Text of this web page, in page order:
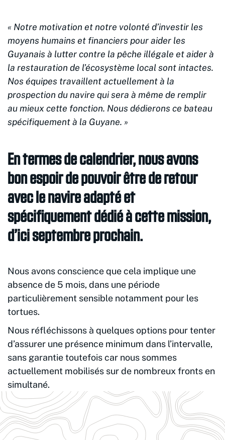
« Notre motivation et notre volonté d’investir les
moyens humains et financiers pour aider les
Guyanais à lutter contre la pêche illégale et aider à
la restauration de l’écosystème local sont intactes.
Nos équipes travaillent actuellement à la
prospection du navire qui sera à même de remplir
au mieux cette fonction. Nous dédierons ce bateau
spécifiquement à la Guyane. »
En termes de calendrier, nous avons
bon espoir de pouvoir être de retour
avec le navire adapté et
spécifiquement dédié à cette mission,
d’ici septembre prochain.
Nous avons conscience que cela implique une
absence de 5 mois, dans une période
particulièrement sensible notamment pour les
tortues.
Nous réfléchissons à quelques options pour tenter
d’assurer une présence minimum dans l’intervalle,
sans garantie toutefois car nous sommes
actuellement mobilisés sur de nombreux fronts en
simultané.